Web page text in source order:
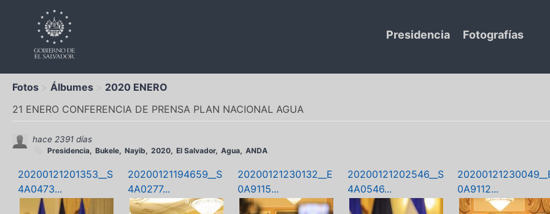
Presidencia Fotografías
Fotos Álbumes
2020 ENERO
21 ENERO CONFERENCIA DE PRENSA PLAN NACIONAL AGUA
hace 2391 días
Presidencia Bukele Nayib 2020 El Salvador Agua ANDA
20200121201353__S
4A0473...
20200121194659__S
4A0277...
20200121230132__E
0A9115...
20200121202546__S
4A0546...
0A9112...